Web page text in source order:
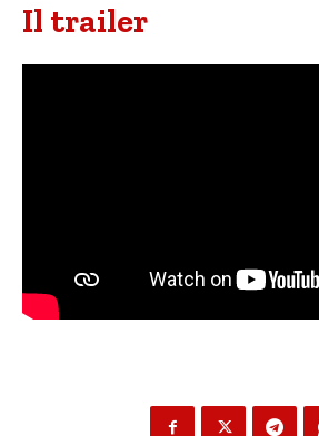
Il trailer